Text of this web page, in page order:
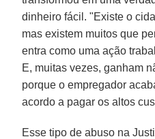
dinheiro fácil. "Existe o
mas existem muitos que
entra como uma ação
E, muitas vezes, ganham
porque o empregador
acordo a pagar os altos
Esse tipo de abuso na